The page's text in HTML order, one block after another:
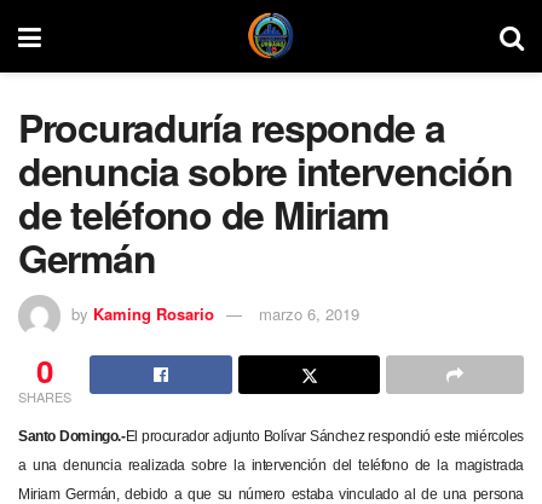
Procuraduría responde a
denuncia sobre intervención
de teléfono de Miriam
Germán
by Kaming Rosario marzo 6, 2019
0
SHARES
Santo Domingo.-El procurador adjunto Bolívar Sánchez respondió este miércoles
a una denuncia realizada sobre la intervención del teléfono de la magistrada
Miriam Germán, debido a que su número estaba vinculado al de una persona